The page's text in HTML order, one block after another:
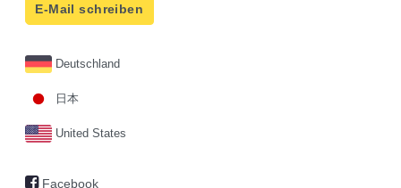
E-Mail schreiben
Deutschland
日本
United States
Facebook